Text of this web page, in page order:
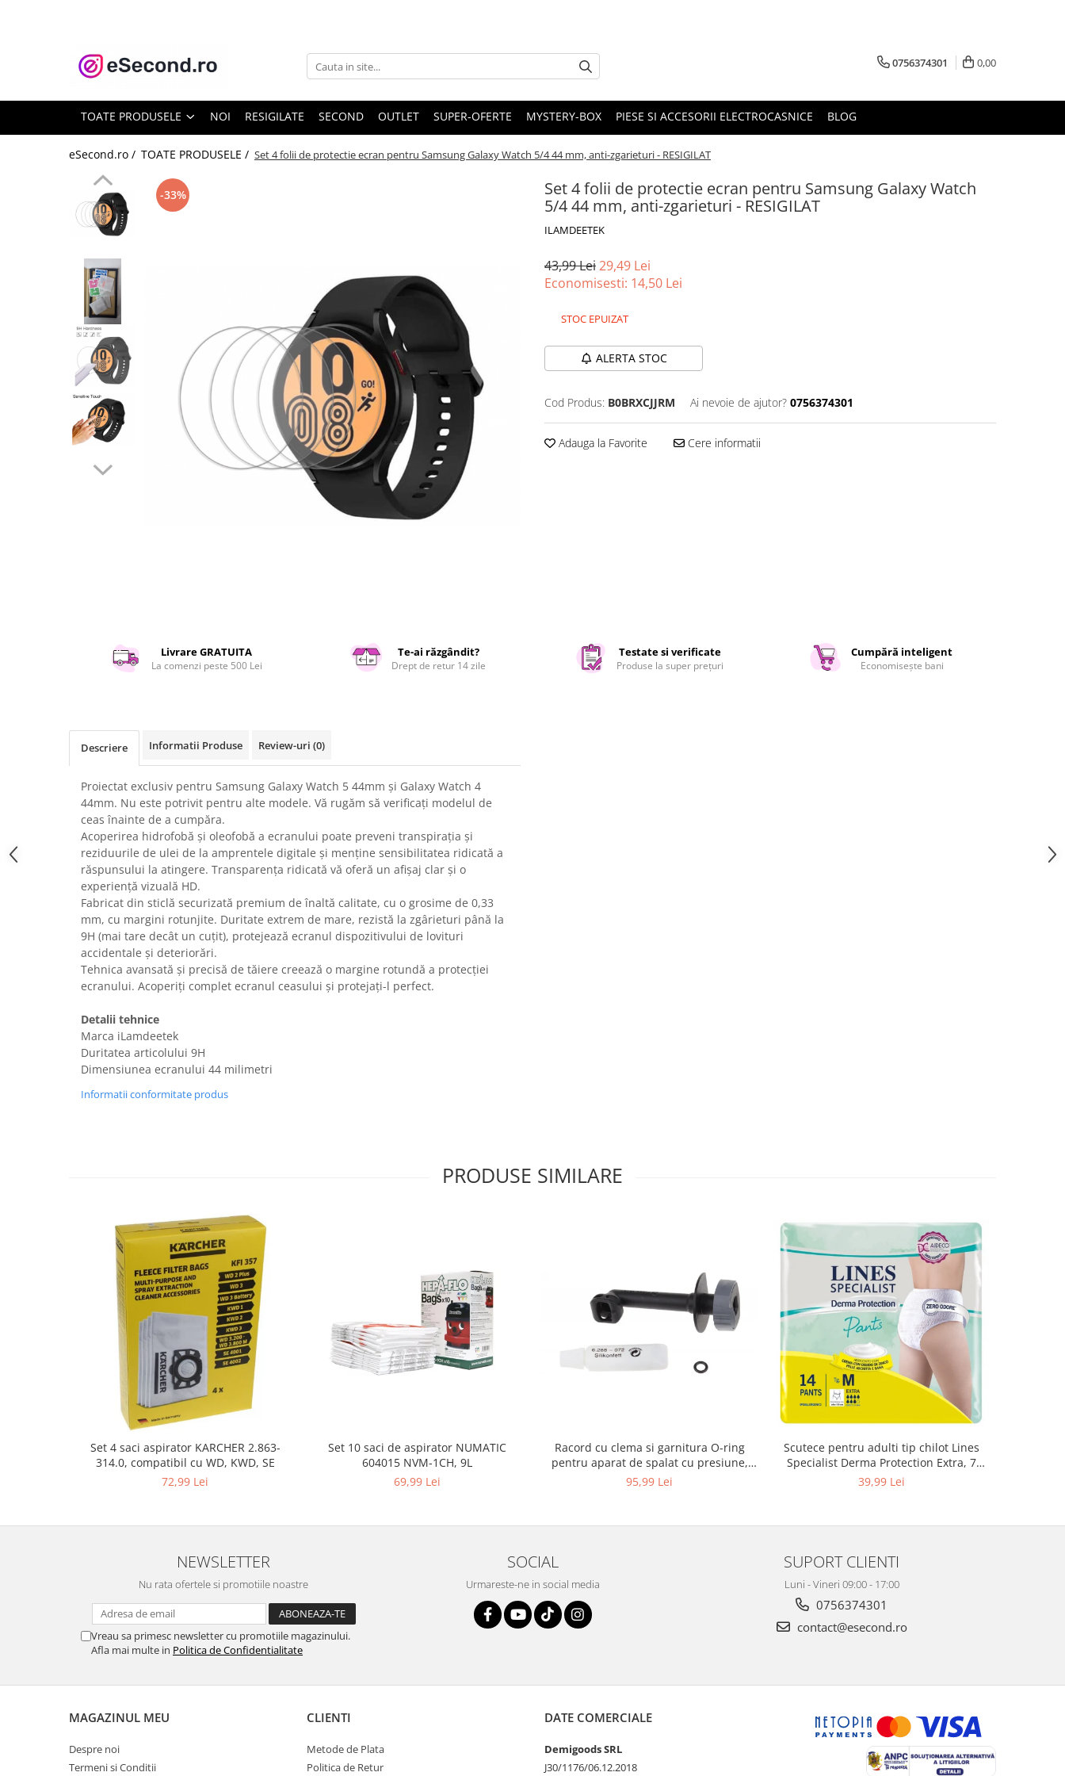
TOATE PRODUSELE
Accesorii Auto
Covorase auto
Echipamente pentru Atelier
Intretinere & Cosmetica auto
Trotinete electrice
Casa, Gradina & Bricolaj
Bucatarie & Servire
Curatenie si intretinere
Hobby-uri creative
Iluminat & Electrice
Scule electrice si unelte
Silicon, spume si solutii tehnice
Uscatoare rufe
Utilaje si materiale de constructii
Laptop, Tablete & Telefoane
Accesorii tablete
Laptopuri si Accesorii
Telefoane Mobile & accesorii
Wearable & Gadgeturi
Electrocasnice & Climatizare
Accesorii si piese masini spalat
rufe si uscatoare
Accesorii si piese masini spalat
Aparate Frigorifice
Aparate Racire Aer
Aragaze si cuptoare cu microunde
Climatizare & sisteme de incalzire
Electrocasnice pentru Bucatarie
Fiare de calcat si masini de cusut
Ingrijire Locuinta
Cutii, curele si accesorii ceasuri
Genti si accesorii barbati
Genti si accesorii femei
Imbracaminte barbati
Imbracaminte femei
Imbracaminte si Incaltaminte copii
Gaming, Carti & Birotica
Birotica & Papetarie
Articole Sanatate si Wellness
Consumabile sanitare
Jucarii, Copii & Bebe
Camera copilului
Hrana bebelusi
0756374301 0,00
TOATE PRODUSELE NOI RESIGILATE SECOND OUTLET SUPER-OFERTE MYSTERY-BOX PIESE SI ACCESORII ELECTROCASNICE BLOG
eSecond.ro / TOATE PRODUSELE / Set 4 folii de protectie ecran pentru Samsung Galaxy Watch 5/4 44 mm, anti-zgarieturi - RESIGILAT
Set 4 folii de protectie ecran pentru Samsung Galaxy Watch
5/4 44 mm, anti-zgarieturi - RESIGILAT
ILAMDEETEK
-33%
43,99 Lei29,49 Lei
Economisesti: 14,50 Lei
STOC EPUIZAT
ALERTA STOC
Cod Produs: B0BRXCJJRM Ai nevoie de ajutor? 0756374301
Adauga la Favorite Cere informatii
Livrare GRATUITA
La comenzi peste 500 Lei
Te-ai răzgândit?
Drept de retur 14 zile
Testate si verificate
Produse la super prețuri
Cumpără inteligent
Economisește bani
Descriere Informatii Produse Review-uri (0)
Proiectat exclusiv pentru Samsung Galaxy Watch 5 44mm și Galaxy Watch 4
44mm. Nu este potrivit pentru alte modele. Vă rugăm să verificați modelul de
ceas înainte de a cumpăra.
Acoperirea hidrofobă și oleofobă a ecranului poate preveni transpirația și
reziduurile de ulei de la amprentele digitale și menține sensibilitatea ridicată a
răspunsului la atingere. Transparența ridicată vă oferă un afișaj clar și o
experiență vizuală HD.
Fabricat din sticlă securizată premium de înaltă calitate, cu o grosime de 0,33
mm, cu margini rotunjite. Duritate extrem de mare, rezistă la zgârieturi până la
9H (mai tare decât un cuțit), protejează ecranul dispozitivului de lovituri
accidentale și deteriorări.
Tehnica avansată și precisă de tăiere creează o margine rotundă a protecției
ecranului. Acoperiți complet ecranul ceasului și protejați-l perfect.
Detalii tehnice
Marca iLamdeetek
Duritatea articolului 9H
Dimensiunea ecranului 44 milimetri
Informatii conformitate produs
PRODUSE SIMILARE
Set 4 saci aspirator KARCHER 2.863-
314.0, compatibil cu WD, KWD, SE
72,99 Lei
Set 10 saci de aspirator NUMATIC
604015 NVM-1CH, 9L
69,99 Lei
Racord cu clema si garnitura O-ring
pentru aparat de spalat cu presiune,
KARCHER 4.064-047.0, K2, K3, K4
95,99 Lei
Scutece pentru adulti tip chilot Lines
Specialist Derma Protection Extra, 7
picaturi, marimea M, 14 bucati
39,99 Lei
NEWSLETTER
Nu rata ofertele si promotiile noastre
Vreau sa primesc newsletter cu promotiile magazinului.
Afla mai multe in Politica de Confidentialitate
SOCIAL
Urmareste-ne in social media
SUPORT CLIENTI
Luni - Vineri 09:00 - 17:00
0756374301
contact@esecond.ro
MAGAZINUL MEU
Despre noi
Termeni si Conditii
CLIENTI
Metode de Plata
Politica de Retur
DATE COMERCIALE
Demigoods SRL
J30/1176/06.12.2018